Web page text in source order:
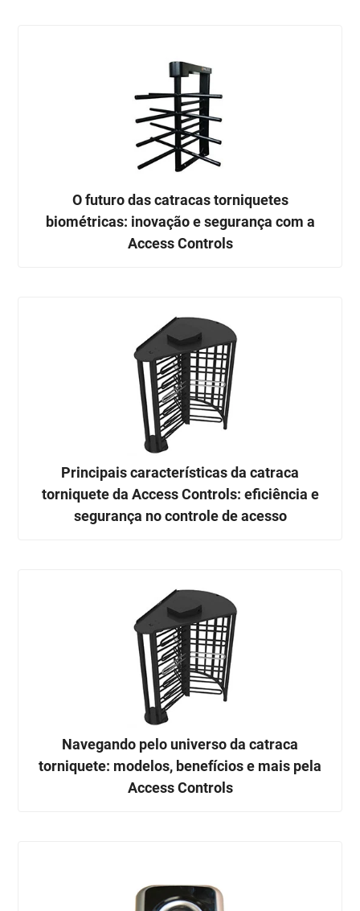
O futuro das catracas torniquetes
biométricas: inovação e segurança com a
Access Controls
Principais características da catraca
torniquete da Access Controls: eficiência e
segurança no controle de acesso
Navegando pelo universo da catraca
torniquete: modelos, benefícios e mais pela
Access Controls